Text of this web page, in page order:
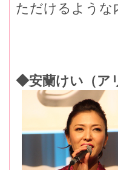
ただけるような
◆安蘭けい（ア